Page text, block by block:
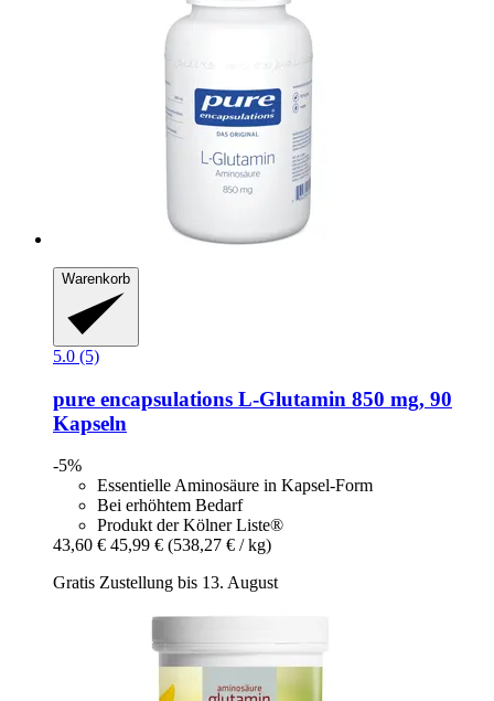
Warenkorb
5.0 (5)
pure encapsulations L-​Glutamin 850 mg, 90
Kapseln
-5%
Essentielle Aminosäure in Kapsel-Form
Bei erhöhtem Bedarf
Produkt der Kölner Liste®
43,60 € 45,99 € (538,27 € / kg)
Gratis Zustellung bis 13. August